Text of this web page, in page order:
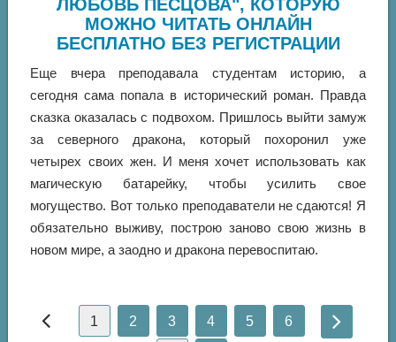
ЛЮБОВЬ ПЕСЦОВА", КОТОРУЮ
МОЖНО ЧИТАТЬ ОНЛАЙН
БЕСПЛАТНО БЕЗ РЕГИСТРАЦИИ
Еще вчера преподавала студентам историю, а
сегодня сама попала в исторический роман. Правда
сказка оказалась с подвохом. Пришлось выйти замуж
за северного дракона, который похоронил уже
четырех своих жен. И меня хочет использовать как
магическую батарейку, чтобы усилить свое
могущество. Вот только преподаватели не сдаются! Я
обязательно выживу, построю заново свою жизнь в
новом мире, а заодно и дракона перевоспитаю.
1 2 3 4 5 6